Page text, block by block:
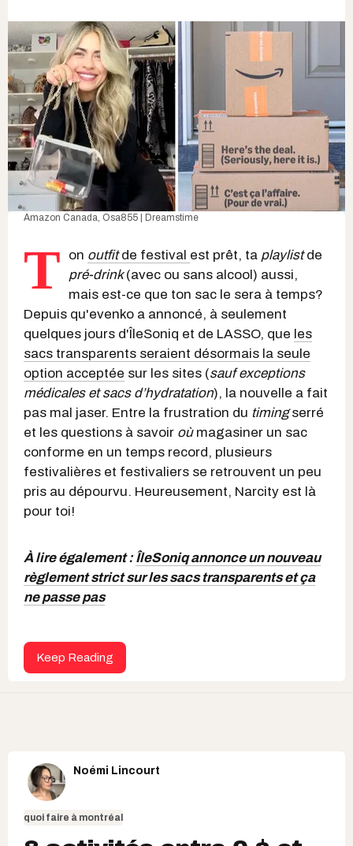
Amazon Canada Osa855 | Dreamstime
T on outfitde festival est prêt, ta playlistde
pré-drink(avec ou sans alcool) aussi,
mais est-ce que ton sac le sera à temps?
Depuis qu'evenko a annoncé, à seulement
quelques jours d'ÎleSoniq et de LASSO, que les
sacs transparents seraient désormais la seule
option acceptée sur les sites (sauf exceptions
médicales et sacs d’hydratation), la nouvelle a fait
pas mal jaser. Entre la frustration du timingserré
et les questions à savoir oùmagasiner un sac
conforme en un temps record, plusieurs
festivalières et festivaliers se retrouvent un peu
pris au dépourvu. Heureusement, Narcity est là
pour toi!
À lire également :ÎleSoniq annonce un nouveau
règlement strict sur les sacs transparents et ça
ne passe pas
Keep Reading
Noémi Lincourt
quoi faire à montréal